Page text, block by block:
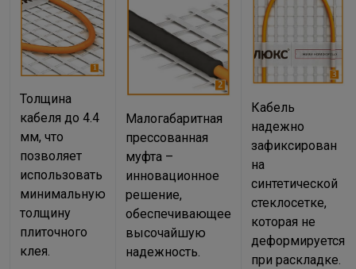
Толщина
кабеля до 4.4
мм, что
позволяет
использовать
минимальную
толщину
плиточного
клея.
Малогабаритная
прессованная
муфта –
инновационное
решение,
обеспечивающее
высочайшую
надежность.
Кабель
надежно
зафиксирован
на
синтетической
стеклосетке,
которая не
деформируется
при раскладке.